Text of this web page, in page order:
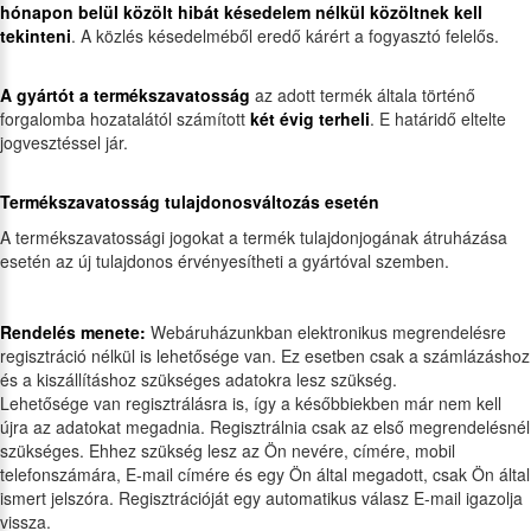
hónapon belül közölt hibát késedelem nélkül közöltnek kell
tekinteni. A közlés késedelméből eredő kárért a fogyasztó felelős.
A gyártót a termékszavatosság az adott termék általa történő
forgalomba hozatalától számított két évig terheli. E határidő eltelte
jogvesztéssel jár.
Termékszavatosság tulajdonosváltozás esetén
A termékszavatossági jogokat a termék tulajdonjogának átruházása
esetén az új tulajdonos érvényesítheti a gyártóval szemben.
Rendelés menete: Webáruházunkban elektronikus megrendelésre
regisztráció nélkül is lehetősége van. Ez esetben csak a számlázáshoz
és a kiszállításhoz szükséges adatokra lesz szükség.
Lehetősége van regisztrálásra is, így a későbbiekben már nem kell
újra az adatokat megadnia. Regisztrálnia csak az első megrendelésnél
szükséges. Ehhez szükség lesz az Ön nevére, címére, mobil
telefonszámára, E-mail címére és egy Ön által megadott, csak Ön által
ismert jelszóra. Regisztrációját egy automatikus válasz E-mail igazolja
vissza.